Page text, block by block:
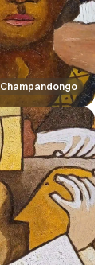
Champandongo